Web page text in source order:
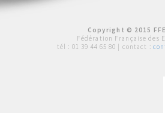
Copyright © 2015
Fédération Française des
tél : 01 39 44 65 80 | contact :